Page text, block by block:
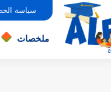
سياسة
ملخصات